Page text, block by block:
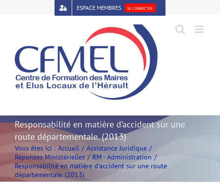
Open toolbar
ESPACE MEMBRES SE CONNECTER
Responsabilité en matière d’accident sur une
route départementale. (2013)
Vous êtes ici : Accueil
Assistance Juridique
Réponses Ministérielles
RM - Administration
Responsabilité en matière d’accident sur une route
départementale. (2013)